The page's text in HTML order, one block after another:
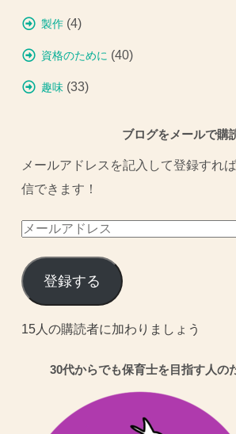
製作 (4)
資格のために (40)
趣味 (33)
ブログをメールで購
メールアドレスを記入して登録すれ
信できます！
メ
ル
ア
ド
登録する
15人の購読者に加わりましょう
30代からでも保育士を目指す人の